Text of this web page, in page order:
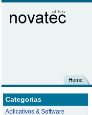
Home
Categorias
Aplicativos & Software